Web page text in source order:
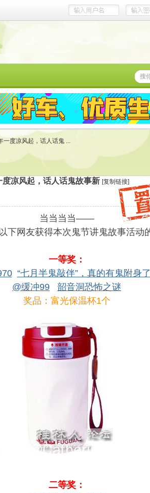
一度凉风起，话人话鬼 ...
度凉风起，话人话鬼故事新 [复制链接]
当当当当——
下网友获得本次鬼节讲鬼故事活动
一等奖：
“七月半鬼敲伴”，真的有鬼附身
@缓冲99
韶音洞恐怖之谜
奖品：富光保温杯1个
二等奖：